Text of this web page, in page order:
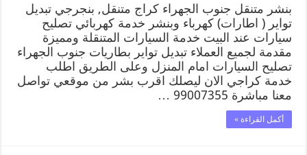
بنشر متنقل جنوب الجهراء كراج متنقل, بنجرجي تبديل
تواير ( اطارات) كهرباء وبنشر خدمة كهربائي تصليح
سيارات عند البيت خدمة السيارات المتنقلة ومميزة
مقدمة لجميع العملاء تبديل تواير بطاريات جنوب الجهراء
تصليح السيارات امام المنزل وعلى الطريق اطلب
خدمة كراجي الان ليصلك اقرب بشر من موقعي تواصل
معنا مباشرة 99007355 …
أكمل القراءة »